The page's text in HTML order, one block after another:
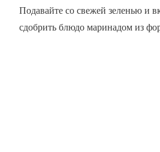
Подавайте со свежей зеленью и
сдобрить блюдо маринадом из